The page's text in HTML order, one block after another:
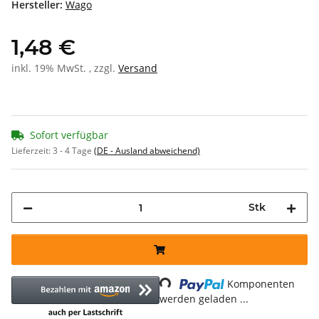
Hersteller: Wago
1,48 €
inkl. 19% MwSt. , zzgl. Versand
Sofort verfügbar
Lieferzeit:3 - 4 Tage (DE - Ausland abweichend)
Stk
Loading...
Komponenten
werden geladen ...